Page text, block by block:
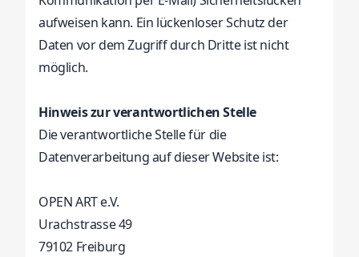
aufweisen kann. Ein lückenloser Schutz der
Daten vor dem Zugriff durch Dritte ist nicht
möglich.
Hinweis zur verantwortlichen Stelle
Die verantwortliche Stelle für die
Datenverarbeitung auf dieser Website ist:
OPEN ART e.V.
Urachstrasse 49
79102 Freiburg